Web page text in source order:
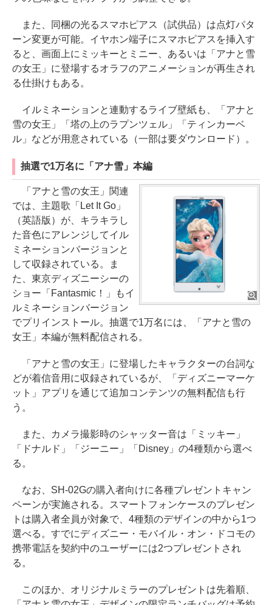
また、同梱の光るスマホピアス（試供品）は点灯パタ
ーン変更が可能。イヤホン端子にスマホピアスを挿入す
ると、画面上にミッキーとミニー、あるいは「アナと雪
の女王」に登場するオラフのアニメーションが再生され
る仕掛けもある。
イルミネーションと連動するライブ壁紙も、「アナと
雪の女王」「塔の上のラプンツェル」「ティンカーベ
ル」などが用意されている（一部は要ダウンロード）。
抽選で1万名に「アナ雪」本編
「アナと雪の女王」関連
では、主題歌「Let It Go」
（英語版）が、キラキラし
た音色にアレンジしてイル
ミネーションバージョンと
して収録されている。ま
た、東京ディズニーシーの
ショー「Fantasmic！」もイ
ルミネーションバージョン
でプリインストール。抽選で1万名には、「アナと雪の
女王」本編が無料配信される。
「アナと雪の女王」に登場したキャラクターの台詞な
どが着信音用に収録されているが、「ディズニーマーケ
ット」アプリを通じて追加コンテンツの無料配信も行
う。
また、カメラ撮影時のシャッター音は「ミッキー」
「ドナルド」「ジーニー」「Disney」の4種類から選べ
る。
なお、SH-02Gの購入者向けに各種プレゼントキャン
ペーンが実施される。スマートフォンケースのプレゼン
トは購入者全員が対象で、4種類のデザインの中から1つ
選べる。すでにディズニー・モバイル・オン・ドコモの
携帯電話を契約中のユーザーには2つプレゼントされ
る。
このほか、オリジナルミラーのプレゼントは先着順、